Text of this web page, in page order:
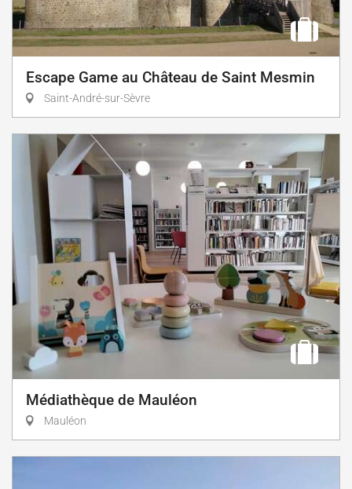
Escape Game au Château de Saint Mesmin
Saint-André-sur-Sèvre
Médiathèque de Mauléon
Mauléon